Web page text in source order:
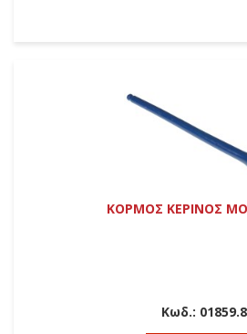
ΚΟΡΜΟΣ ΚΕΡΙΝΟΣ
Κωδ.: 01859.8